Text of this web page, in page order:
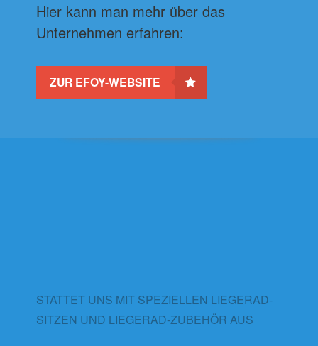
Hier kann man mehr über das
Unternehmen erfahren:
ZUR EFOY-WEBSITE
STATTET UNS MIT SPEZIELLEN LIEGERAD-
SITZEN UND LIEGERAD-ZUBEHÖR AUS